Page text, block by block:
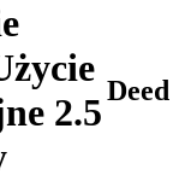
2.5
Deed